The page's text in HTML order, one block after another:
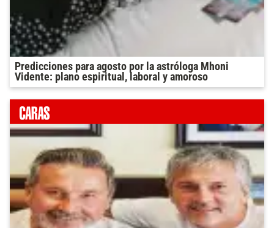
Predicciones para agosto por la astróloga Mhoni
Vidente: plano espiritual, laboral y amoroso